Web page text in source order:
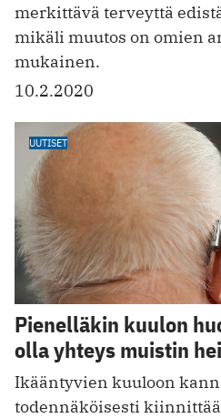
merkittävä terveyttä
mikäli muutos on omien
mukainen.
10.2.2020
UUTISET
Pienelläkin kuulon
olla yhteys muistin
Ikääntyvien kuuloon
todennäköisesti